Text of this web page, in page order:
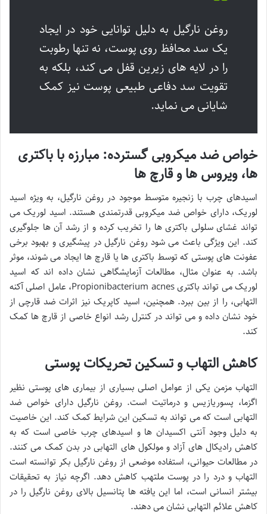
روغن نارگیل به دلیل توانایی خود در ایجاد
یک سد محافظ روی پوست، نه تنها رطوبت
را در لایه های زیرین قفل می کند، بلکه به
تقویت سد دفاعی طبیعی پوست نیز کمک
شایانی می نماید.
خواص ضد میکروبی گسترده: مبارزه با باکتری
ها، ویروس ها و قارچ ها
اسیدهای چرب با زنجیره متوسط موجود در روغن نارگیل، به ویژه اسید
لوریک، دارای خواص ضد میکروبی قدرتمندی هستند. اسید لوریک می
تواند غشای سلولی باکتری ها را تخریب کرده و از رشد آن ها جلوگیری
کند. این ویژگی باعث می شود روغن نارگیل در پیشگیری و بهبود برخی
عفونت های پوستی که توسط باکتری ها یا قارچ ها ایجاد می شوند، موثر
باشد. به عنوان مثال، مطالعات آزمایشگاهی نشان داده اند که اسید
لوریک می تواند باکتری Propionibacterium acnes، عامل اصلی آکنه
التهابی، را از بین ببرد. همچنین، اسید کاپریک نیز اثرات ضد قارچی از
خود نشان داده و می تواند در کنترل رشد انواع خاصی از قارچ ها کمک
کند.
کاهش التهاب و تسکین تحریکات پوستی
التهاب مزمن یکی از عوامل اصلی بسیاری از بیماری های پوستی نظیر
اگزما، پسوریازیس و درماتیت است. روغن نارگیل دارای خواص ضد
التهابی است که می تواند به تسکین این شرایط کمک کند. این خاصیت
به دلیل وجود آنتی اکسیدان ها و اسیدهای چرب خاصی است که به
کاهش رادیکال های آزاد و مولکول های التهابی در بدن کمک می کنند.
در مطالعات حیوانی، استفاده موضعی از روغن نارگیل بکر توانسته است
التهاب و درد را در پوست ملتهب کاهش دهد. اگرچه نیاز به تحقیقات
بیشتر انسانی است، اما این یافته ها پتانسیل بالای روغن نارگیل را در
کاهش علائم التهابی نشان می دهند.